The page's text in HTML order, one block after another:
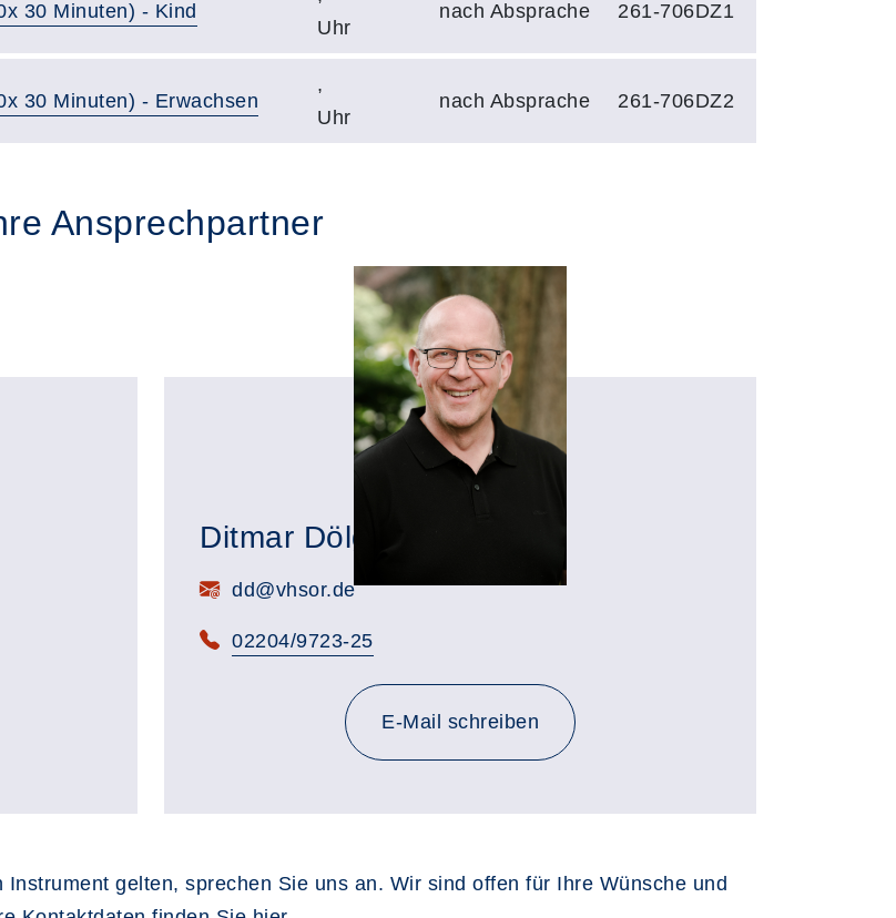
30 Minuten) - Kind
Uhr
nach Absprache 261-706DZ1
30 Minuten) - Erwachsen
,
Uhr
nach Absprache 261-706DZ2
Ansprechpartner
Ditmar Dölger
E-Mail:dd@vhsor.de
Telefon:
02204/9723-25
E-Mail schreiben
gelten, sprechen Sie uns an. Wir sind offen für Ihre Wünsche und